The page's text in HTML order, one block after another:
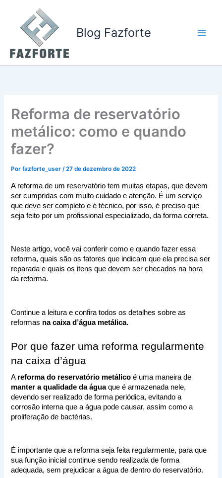
conteúdo
Blog Fazforte
Reforma de reservatório
metálico: como e quando
fazer?
Porfazforte_user/27 de dezembro de 2022
A reforma de um reservatório tem muitas etapas, que devem
ser cumpridas com muito cuidado e atenção. É um serviço
que deve ser completo e é técnico, por isso, é preciso que
seja feito por um profissional especializado, da forma correta.
Neste artigo, você vai conferir como e quando fazer essa
reforma, quais são os fatores que indicam que ela precisa ser
reparada e quais os itens que devem ser checados na hora
da reforma.
Continue a leitura e confira todos os detalhes sobre as
reformas na caixa d’água metálica.
Por que fazer uma reforma regularmente
na caixa d’água
A reforma do reservatório metálico
manter a qualidade da água que é armazenada nele,
devendo ser realizado de forma periódica, evitando a
corrosão interna que a água pode causar, assim como a
proliferação de bactérias.
É importante que a reforma seja feita regularmente, para que
sua função inicial continue sendo realizada de forma
adequada, sem prejudicar a água de dentro do reservatório.